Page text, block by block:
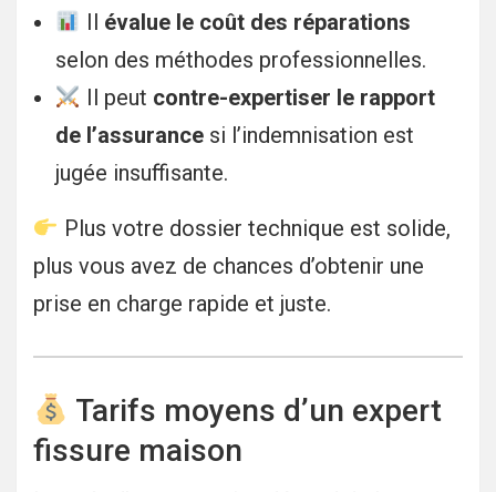
Il évalue le coût des réparations
selon des méthodes professionnelles.
Il peut contre-expertiser le rapport
de l’assurance si l’indemnisation est
jugée insuffisante.
Plus votre dossier technique est solide,
plus vous avez de chances d’obtenir une
prise en charge rapide et juste.
Tarifs moyens d’un expert
fissure maison